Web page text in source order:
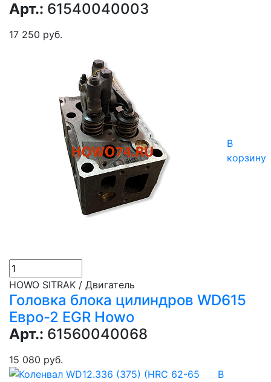
Арт.: 61540040003
17 250 руб.
В
корзину
HOWO SITRAK / Двигатель
Головка блока цилиндров WD615
Евро-2 EGR Howo
Арт.: 61560040068
15 080 руб.
В